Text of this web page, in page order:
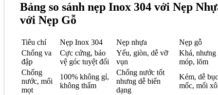
Bảng so sánh nẹp Inox 304 với Nẹp
với Nẹp Gỗ
Tiêu chí Nẹp Inox 304 Nẹp nhựa
Nẹp gỗ
Chống va
đập
Cực cứng, bảo
vệ góc tuyệt đối
Yếu, giòn, dễ vỡ
vụn
Khá, nhưng
móp, lõm
Chống
nước, mối
mọt
100% không gỉ,
không thấm
Chống nước tốt
nhưng dễ biến
dạng
Kém, dễ
mốc, mối